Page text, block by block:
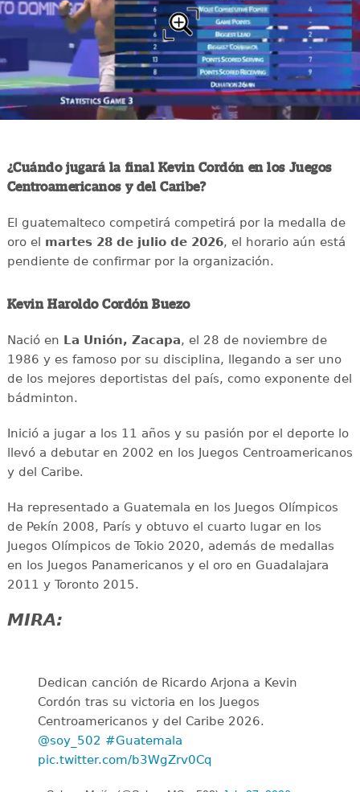
¿Cuándo jugará la final Kevin Cordón en los Juegos
Centroamericanos y del Caribe?
El guatemalteco competirá competirá por la medalla de
oro el martes 28 de julio de 2026, el horario aún está
pendiente de confirmar por la organización.
Kevin Haroldo Cordón Buezo
Nació en La Unión, Zacapa, el 28 de noviembre de
1986 y es famoso por su disciplina, llegando a ser uno
de los mejores deportistas del país, como exponente del
bádminton.
Inició a jugar a los 11 años y su pasión por el deporte lo
llevó a debutar en 2002 en los Juegos Centroamericanos
y del Caribe.
Ha representado a Guatemala en los Juegos Olímpicos
de Pekín 2008, París y obtuvo el cuarto lugar en los
Juegos Olímpicos de Tokio 2020, además de medallas
en los Juegos Panamericanos y el oro en Guadalajara
2011 y Toronto 2015.
MIRA:
Dedican canción de Ricardo Arjona a Kevin
Cordón tras su victoria en los Juegos
Centroamericanos y del Caribe 2026.
@soy_502 #Guatemala
pic.twitter.com/b3WgZrv0Cq